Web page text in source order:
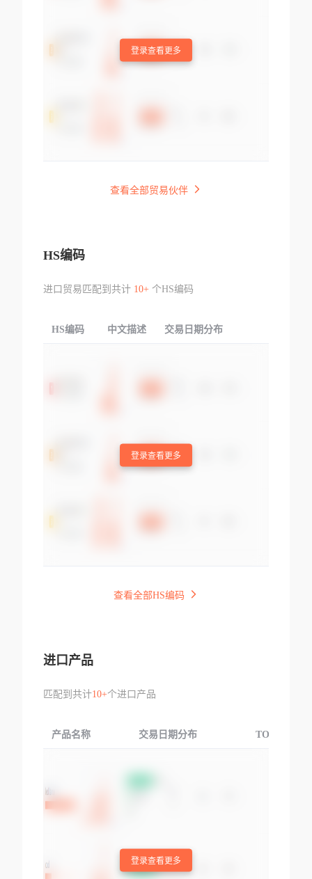
登录查看更多
查看全部贸易伙伴
HS编码
进口贸易匹配到共计 10+个HS编码
HS编码 中文描述 交易日期分布
登录查看更多
查看全部HS编码
进口产品
匹配到共计10+个进口产品
产品名称 交易日期分布 TOP3交易国
登录查看更多